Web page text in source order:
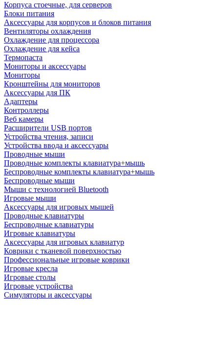
Корпуса стоечные, для серверов
Блоки питания
Аксессуары для корпусов и блоков питания
Вентиляторы охлаждения
Охлаждение для процессора
Охлаждение для кейса
Термопаста
Мониторы и аксессуары
Мониторы
Кронштейны для мониторов
Аксессуары для ПК
Адаптеры
Контроллеры
Веб камеры
Расширители USB портов
Устройства чтения, записи
Устройства ввода и аксессуары
Проводные мыши
Проводные комплекты клавиатура+мышь
Беспроводные комплекты клавиатура+мышь
Беспроводные мыши
Мыши с технологией Bluetooth
Игровые мыши
Аксессуары для игровых мышей
Проводные клавиатуры
Беспроводные клавиатуры
Игровые клавиатуры
Аксессуары для игровых клавиатур
Коврики с тканевой поверхностью
Профессиональные игровые коврики
Игровые кресла
Игровые столы
Игровые устройства
Симуляторы и аксессуары